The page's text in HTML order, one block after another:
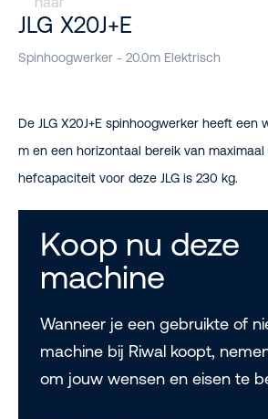
JLG X20J+E
Spinhoogwerker - 20.0m Elektrisch
De JLG X20J+E spinhoogwerker heeft een
m en een horizontaal bereik van maximaal
hefcapaciteit voor deze JLG is 230 kg.
Koop nu deze
machine
Wanneer je een gebruikte of
machine bij Riwal koopt,
om jouw wensen en eisen te